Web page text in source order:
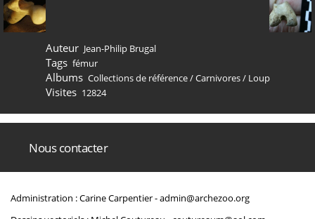
Auteur Jean-Philip Brugal
Tags fémur
Albums Collections de référence/Carnivores/ Loup
Visites 12824
Nous contacter
Administration : Carine Carpentier -admin@archezoo.org